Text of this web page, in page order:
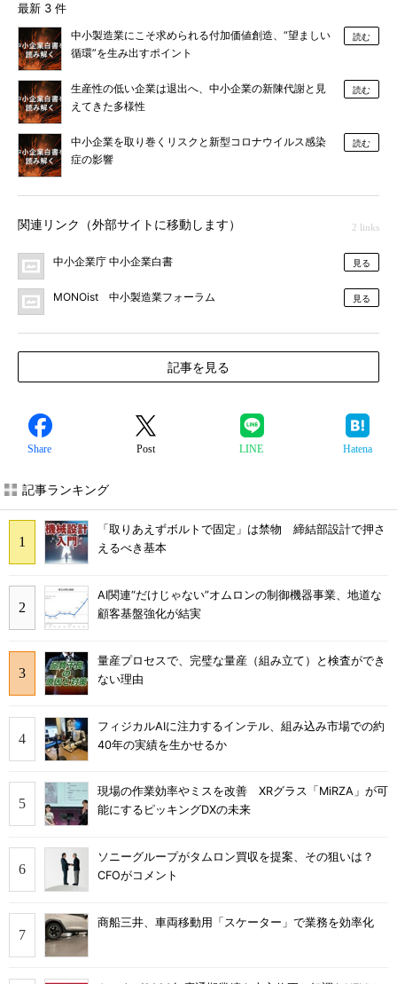
最新 3 件
中小製造業にこそ求められる付加価値創造、“望ましい
循環”を生み出すポイント
読む
生産性の低い企業は退出へ、中小企業の新陳代謝と見
えてきた多様性
読む
中小企業を取り巻くリスクと新型コロナウイルス感染
症の影響
読む
関連リンク（外部サイトに移動します） 2 links
中小企業庁 中小企業白書 見る
MONOist 中小製造業フォーラム 見る
記事を見る
Share Post LINE Hatena
記事ランキング
「取りあえずボルトで固定」は禁物 締結部設計で押さ
えるべき基本
AI関連“だけじゃない”オムロンの制御機器事業、地道な
顧客基盤強化が結実
量産プロセスで、完璧な量産（組み立て）と検査ができ
ない理由
フィジカルAIに注力するインテル、組み込み市場での約
40年の実績を生かせるか
現場の作業効率やミスを改善 XRグラス「MiRZA」が可
能にするピッキングDXの未来
ソニーグループがタムロン買収を提案、その狙いは？
CFOがコメント
商船三井、車両移動用「スケーター」で業務を効率化